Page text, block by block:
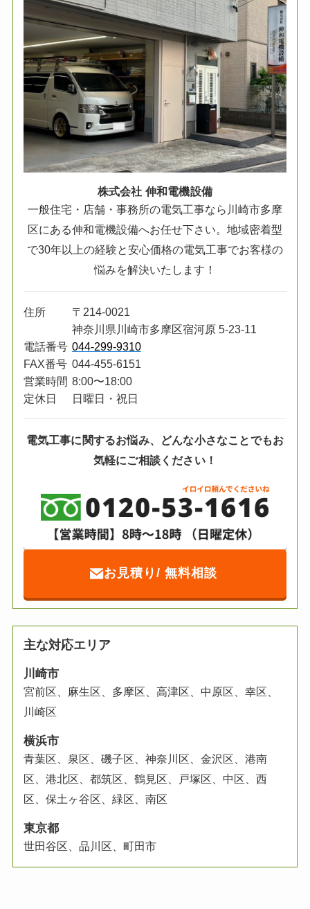
株式会社 伸和電機設備
一般住宅・店舗・事務所の電気工事なら川崎市多摩
区にある伸和電機設備へお任せ下さい。地域密着型
で30年以上の経験と安心価格の電気工事でお客様の
悩みを解決いたします！
住所
〒214-0021
神奈川県川崎市多摩区宿河原 5-23-11
電話番号 044-299-9310
FAX番号 044-455-6151
営業時間 8:00〜18:00
定休日
日曜日・祝日
電気工事に関するお悩み、どんな小さなことでもお
気軽にご相談ください！
お見積り/ 無料相談
主な対応エリア
川崎市
宮前区、麻生区、多摩区、高津区、中原区、幸区、
川崎区
横浜市
青葉区、泉区、磯子区、神奈川区、金沢区、港南
区、港北区、都筑区、鶴見区、
戸塚区、中区、西
区、保土ヶ谷区、緑区、 南区
東京都
世田谷区、品川区、町田市